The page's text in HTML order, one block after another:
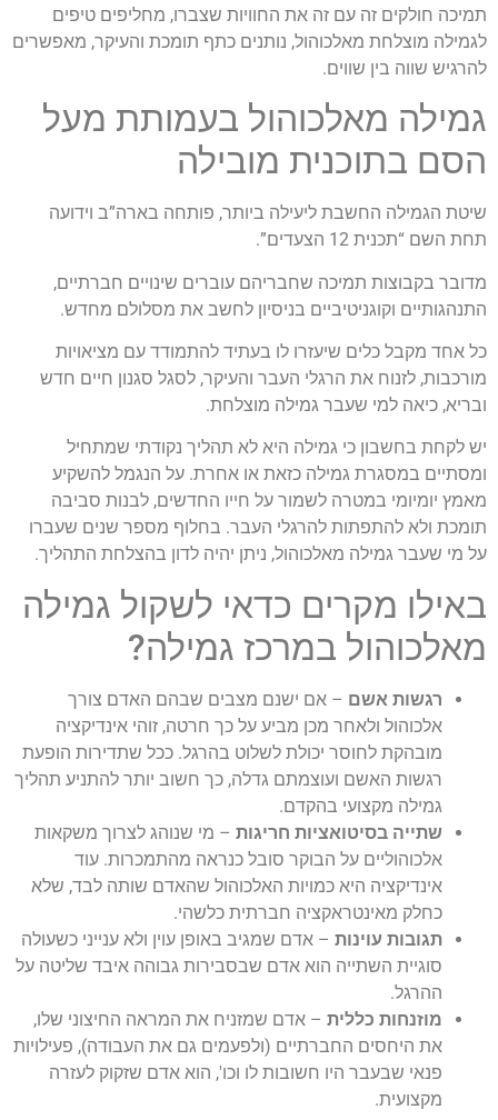
תמיכה חולקים זה עם זה את החוויות שצברו, מחליפים טיפים
לגמילה מוצלחת מאלכוהול, נותנים כתף תומכת והעיקר, מאפשרים
להרגיש שווה בין שווים.
גמילה מאלכוהול בעמותת מעל
הסם בתוכנית מובילה
שיטת הגמילה החשבת ליעילה ביותר, פותחה בארה”ב וידועה
תחת השם “תכנית 12 הצעדים”.
מדובר בקבוצות תמיכה שחבריהם עוברים שינויים חברתיים,
התנהגותיים וקוגניטיביים בניסיון לחשב את מסלולם מחדש.
כל אחד מקבל כלים שיעזרו לו בעתיד להתמודד עם מציאויות
מורכבות, לזנוח את הרגלי העבר והעיקר, לסגל סגנון חיים חדש
ובריא, כיאה למי שעבר גמילה מוצלחת.
יש לקחת בחשבון כי גמילה היא לא תהליך נקודתי שמתחיל
ומסתיים במסגרת גמילה כזאת או אחרת. על הנגמל להשקיע
מאמץ יומיומי במטרה לשמור על חייו החדשים, לבנות סביבה
תומכת ולא להתפתות להרגלי העבר. בחלוף מספר שנים שעברו
על מי שעבר גמילה מאלכוהול, ניתן יהיה לדון בהצלחת התהליך.
באילו מקרים כדאי לשקול גמילה
מאלכוהול במרכז גמילה?
רגשות אשם – אם ישנם מצבים שבהם האדם צורך
אלכוהול ולאחר מכן מביע על כך חרטה, זוהי אינדיקציה
מובהקת לחוסר יכולת לשלוט בהרגל. ככל שתדירות הופעת
רגשות האשם ועוצמתם גדלה, כך חשוב יותר להתניע תהליך
גמילה מקצועי בהקדם.
שתייה בסיטואציות חריגות – מי שנוהג לצרוך משקאות
אלכוהוליים על הבוקר סובל כנראה מהתמכרות. עוד
אינדיקציה היא כמויות האלכוהול שהאדם שותה לבד, שלא
כחלק מאינטראקציה חברתית כלשהי.
תגובות עוינות – אדם שמגיב באופן עוין ולא ענייני כשעולה
סוגיית השתייה הוא אדם שבסבירות גבוהה איבד שליטה על
ההרגל.
מוזנחות כללית – אדם שמזניח את המראה החיצוני שלו,
את היחסים החברתיים (ולפעמים גם את העבודה), פעילויות
פנאי שבעבר היו חשובות לו וכו', הוא אדם שזקוק לעזרה
מקצועית.